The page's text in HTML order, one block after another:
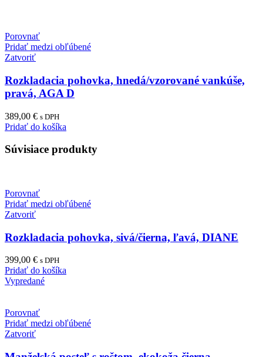
Porovnať
Pridať medzi obľúbené
Zatvoriť
Rozkladacia pohovka, hnedá/vzorované vankúše,
pravá, AGA D
389,00 € s DPH
Pridať do košíka
Súvisiace produkty
Porovnať
Pridať medzi obľúbené
Zatvoriť
Rozkladacia pohovka, sivá/čierna, ľavá, DIANE
399,00 € s DPH
Pridať do košíka
Vypredané
Porovnať
Pridať medzi obľúbené
Zatvoriť